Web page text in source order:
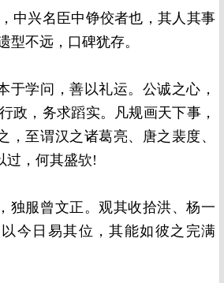
中兴名臣中铮佼者也，其人其事
型不远，口碑犹存。
于学问，善以礼运。公诚之心，
政，务求蹈实。凡规画天下事，
，至谓汉之诸葛亮、唐之裴度、
过，何其盛欤!
独服曾文正。观其收拾洪、杨一
今日易其位，其能如彼之完满